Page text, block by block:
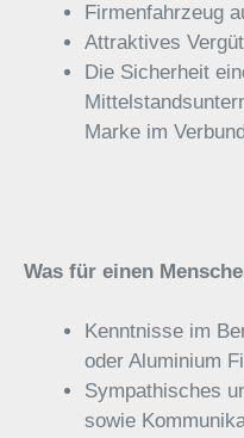
Firmenfahrzeug
Attraktives
Die Sicherheit
Marke im
Was für einen
Kenntnisse im
oder Aluminium
Sympathisches
sowie